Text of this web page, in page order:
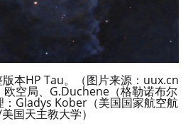
本HP Tau。（图片来源：uux.cn
欧空局、G.Duchene（格勒诺布尔
Gladys Kober（美国国家航空航
国天主教大学）